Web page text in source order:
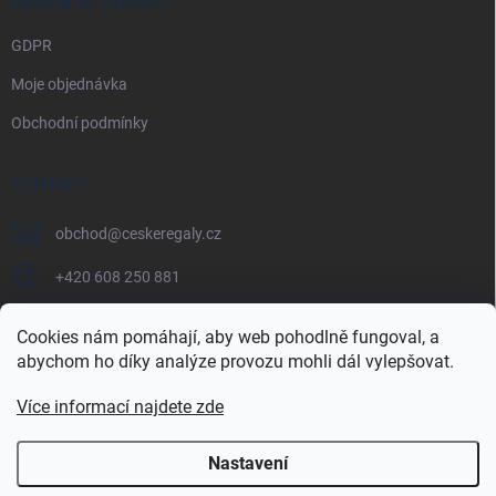
Cookies nám pomáhají, aby web pohodlně fungoval, a
abychom ho díky analýze provozu mohli dál vylepšovat.
Více informací najdete zde
Nastavení
GDPR
Moje objednávka
Obchodní podmínky
KONTAKT
obchod@ceskeregaly.cz
+420 608 250 881